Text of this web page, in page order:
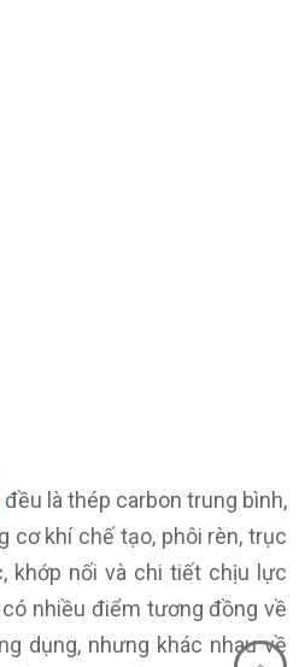
đều là thép carbon trung bình,
cơ khí chế tạo, phôi rèn, trục
khớp nối và chi tiết chịu lực
nhiều điểm tương đồng về
dụng, nhưng khác nhau về